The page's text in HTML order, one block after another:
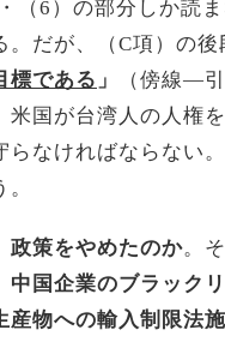
（6）の部分しか読
だが、（C項）の後
標である 」
（傍線―
国が台湾人の人権
なければならない
政策をやめたのか。
中国企業のブラック
物への輸入制限法